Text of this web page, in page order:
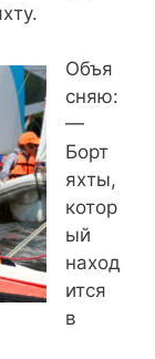
Объя
сняю:
—
Борт
яхты,
котор
ый
наход
ится
в